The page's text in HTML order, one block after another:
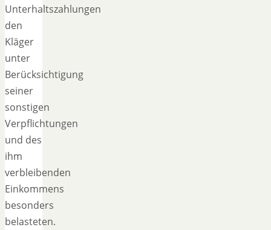
Unterhaltszahlungen
den
Kläger
unter
Berücksichtigung
seiner
sonstigen
Verpflichtungen
und des
ihm
verbleibenden
Einkommens
besonders
belasteten.